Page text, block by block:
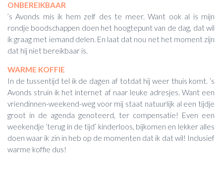
ONBEREIKBAAR
’s Avonds mis ik hem zelf des te meer. Want ook al is mijn
rondje boodschappen doen het hoogtepunt van de dag, dat wil
ik graag met iemand delen. En laat dat nou net het moment zijn
dat hij niet bereikbaar is.
WARME KOFFIE
In de tussentijd tel ik de dagen af totdat hij weer thuis komt. ’s
Avonds struin ik het internet af naar leuke adresjes. Want een
vriendinnen-weekend-weg voor mij staat natuurlijk al een tijdje
groot in de agenda genoteerd, ter compensatie! Even een
weekendje ‘terug in de tijd’ kinderloos, bijkomen en lekker alles
doen waar ik zin in heb op de momenten dat ik dat wil! Inclusief
warme koffie dus!